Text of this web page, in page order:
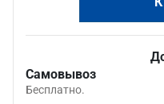
Самовывоз
Бесплатно.